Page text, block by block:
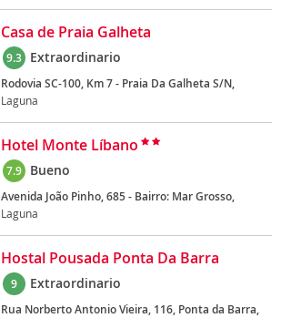
Casa de Praia Galheta
9.3 Extraordinario
Rodovia SC-100, Km 7 - Praia Da Galheta S/N,
Laguna
Hotel Monte Líbano
7.9 Bueno
Avenida João Pinho, 685 - Bairro: Mar Grosso,
Laguna
Hostal Pousada Ponta Da Barra
9 Extraordinario
Rua Norberto Antonio Vieira, 116, Ponta da Barra,